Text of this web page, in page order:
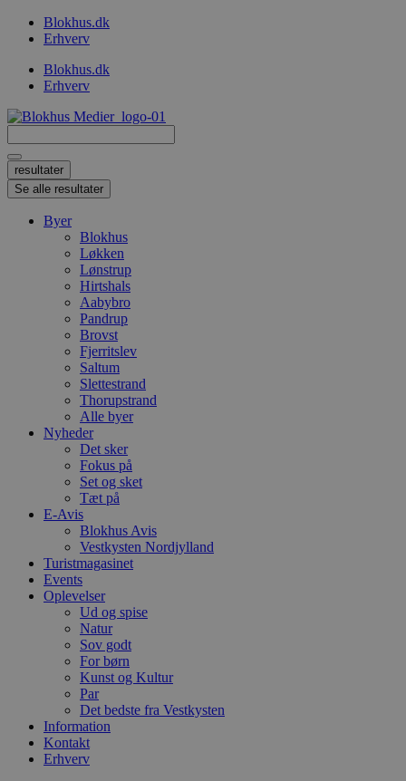
VidereBlokhus.dk
Erhverv
Blokhus.dk
Erhverv
...
resultater
Se alle resultater
Byer
Blokhus
Løkken
Lønstrup
Hirtshals
Aabybro
Pandrup
Brovst
Fjerritslev
Saltum
Slettestrand
Thorupstrand
Alle byer
Nyheder
Det sker
Fokus på
Set og sket
Tæt på
E-Avis
Blokhus Avis
Vestkysten Nordjylland
Turistmagasinet
Events
Oplevelser
Ud og spise
Natur
Sov godt
For børn
Kunst og Kultur
Par
Det bedste fra Vestkysten
Information
Kontakt
Erhverv